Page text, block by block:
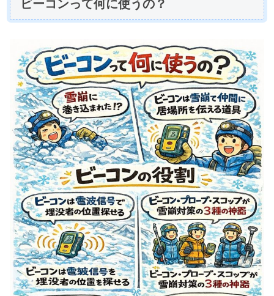
ビーコンって何に使うの？